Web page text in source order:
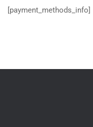
[payment_methods_info]